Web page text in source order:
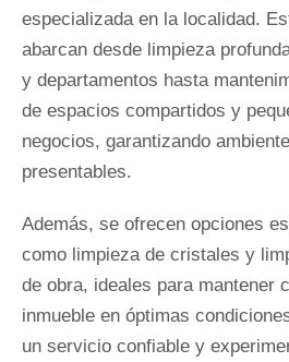
especializada en la localidad.
abarcan desde limpieza
y departamentos hasta
de espacios compartidos y
negocios, garantizando
presentables.
Además, se ofrecen opciones
como limpieza de cristales y
de obra, ideales para mantener
inmueble en óptimas
un servicio confiable y